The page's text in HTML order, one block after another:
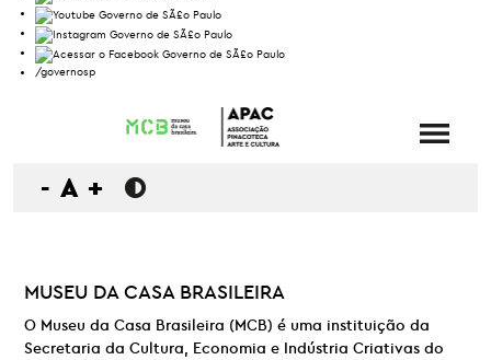
/governosp
- A +
MUSEU DA CASA BRASILEIRA
O Museu da Casa Brasileira (MCB) é uma instituição da
Secretaria da Cultura, Economia e Indústria Criativas do